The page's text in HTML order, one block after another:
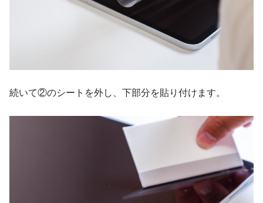
続いて②のシートを外し、下部分を貼り付けます。